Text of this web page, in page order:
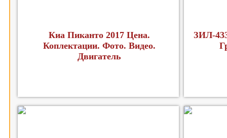
Киа Пиканто 2017 Цена.
Коплектации. Фото. Видео.
Двигатель
ЗИЛ-